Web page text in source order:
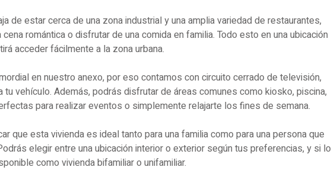
de estar cerca de una zona industrial y una amplia variedad de restaurantes,
romántica o disfrutar de una comida en familia. Todo esto en una ubicación
acceder fácilmente a la zona urbana.
en nuestro anexo, por eso contamos con circuito cerrado de televisión,
tu vehículo. Además, podrás disfrutar de áreas comunes como kiosko, piscina,
para realizar eventos o simplemente relajarte los fines de semana.
que esta vivienda es ideal tanto para una familia como para una persona que
elegir entre una ubicación interior o exterior según tus preferencias, y si lo
como vivienda bifamiliar o unifamiliar.